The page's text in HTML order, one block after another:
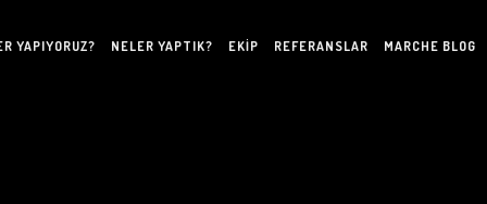
YAPIYORUZ? NELER YAPTIK? EKIP REFERANSLAR MARCHE BLOG